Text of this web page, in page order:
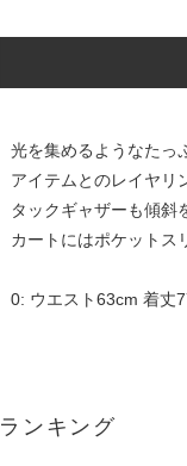
光を集めるようなたっ
アイテムとのレイヤリ
タックギャザーも傾斜
カートにはポケットス
0: ウエスト63cm 着丈
ランキング